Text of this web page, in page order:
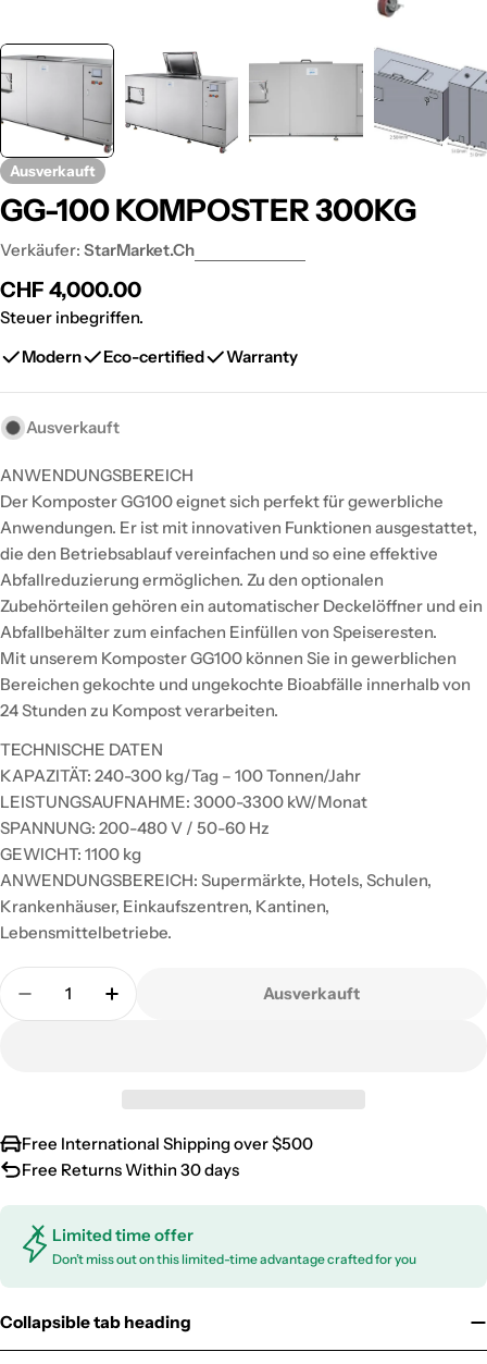
Ausverkauft
GG-100 KOMPOSTER 300KG
Verkäufer: StarMarket.ch
Regulärer
Preis
CHF 4,000.00
Steuer inbegriffen.
Modern
Eco-certified Warranty
Ausverkauft
ANWENDUNGSBEREICH
Der Komposter GG100 eignet sich perfekt für gewerbliche
Anwendungen. Er ist mit innovativen Funktionen ausgestattet,
die den Betriebsablauf vereinfachen und so eine effektive
Abfallreduzierung ermöglichen. Zu den optionalen
Zubehörteilen gehören ein automatischer Deckelöffner und ein
Abfallbehälter zum einfachen Einfüllen von Speiseresten.
Mit unserem Komposter GG100 können Sie in gewerblichen
Bereichen gekochte und ungekochte Bioabfälle innerhalb von
24 Stunden zu Kompost verarbeiten.
TECHNISCHE DATEN
KAPAZITÄT: 240-300 kg/Tag – 100 Tonnen/Jahr
LEISTUNGSAUFNAHME: 3000-3300 kW/Monat
SPANNUNG: 200-480 V / 50-60 Hz
GEWICHT: 1100 kg
ANWENDUNGSBEREICH: Supermärkte, Hotels, Schulen,
Krankenhäuser, Einkaufszentren, Kantinen,
Lebensmittelbetriebe.
Menge
Menge Für GG-100 KOMPOSTER 300KG
Menge Für GG-100 KOMPOSTER
Ausverkauft
Free International Shipping over $500
Free Returns Within 30 days
Limited time offer
Don’t miss out on this limited-time advantage crafted for you
Collapsible tab heading